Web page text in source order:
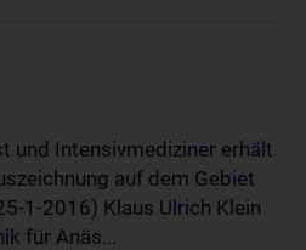
und Intensivmediziner erhält
auf dem Gebiet
1-2016) Klaus Ulrich Klein
für Anäs...